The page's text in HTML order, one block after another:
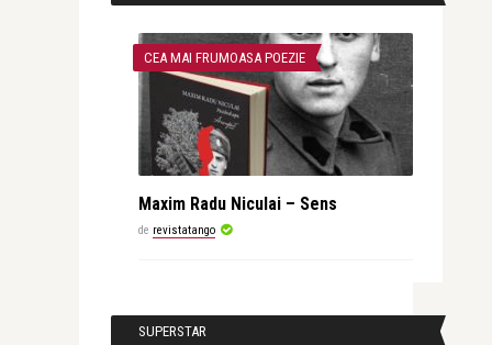
CEA MAI FRUMOASA POEZIE
Maxim Radu Niculai – Sens
de revistatango
SUPERSTAR